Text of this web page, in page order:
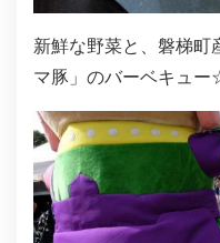
新鮮な野菜と、磐梯町
マ豚」のバーベキュ